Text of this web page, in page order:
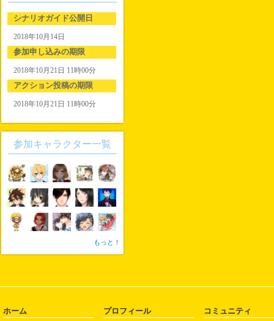
シナリオガイド公開日
2018年10月14日
参加申し込みの期限
2018年10月21日 11時00分
アクション投稿の期限
2018年10月21日 11時00分
参加キャラクター一覧
もっと！
ホーム プロフィール コミュニティ